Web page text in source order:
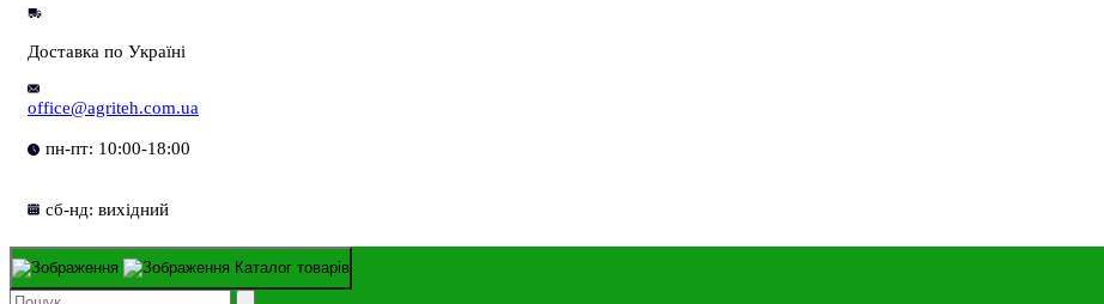
Доставка по Україні
office@agriteh.com.ua
пн-пт: 10:00-18:00
сб-нд: вихідний
Каталог товарів